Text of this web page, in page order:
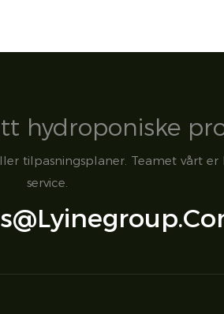
hydroponiske
tilpasningsplaner. Teamet vårt
service.